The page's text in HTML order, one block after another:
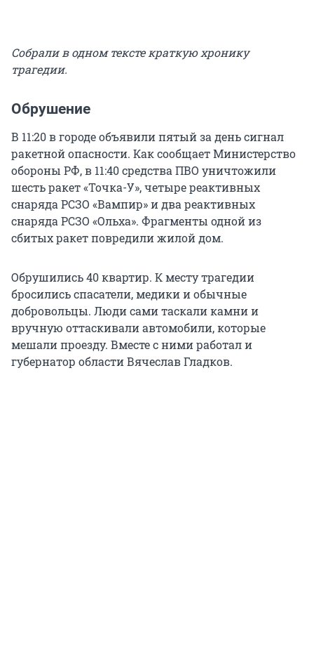
Собрали в одном тексте краткую хронику
трагедии.
Обрушение
В 11:20 в городе объявили пятый за день сигнал
ракетной опасности. Как сообщает Министерство
обороны РФ, в 11:40 средства ПВО уничтожили
шесть ракет «Точка-У», четыре реактивных
снаряда РСЗО «Вампир» и два реактивных
снаряда РСЗО «Ольха». Фрагменты одной из
сбитых ракет повредили жилой дом.
Обрушились 40 квартир. К месту трагедии
бросились спасатели, медики и обычные
добровольцы. Люди сами таскали камни и
вручную оттаскивали автомобили, которые
мешали проезду. Вместе с ними работал и
губернатор области Вячеслав Гладков.